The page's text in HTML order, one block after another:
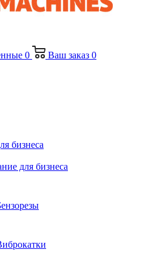
0 Ваш заказ 0
бизнеса
для бизнеса